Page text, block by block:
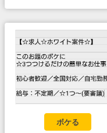
ボケる